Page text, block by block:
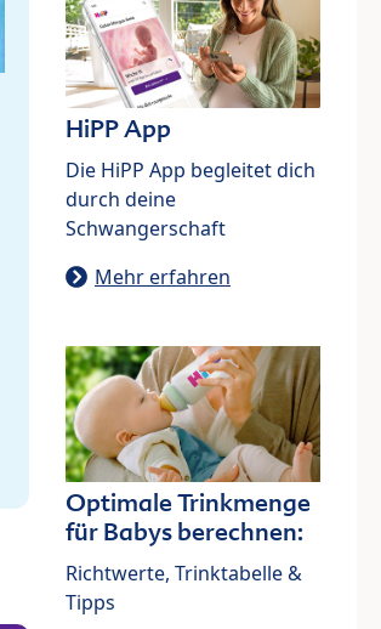
HiPP App
Die HiPP App begleitet dich
durch deine
Schwangerschaft
Mehr erfahren
Optimale Trinkmenge
für Babys berechnen:
Richtwerte, Trinktabelle &
Tipps